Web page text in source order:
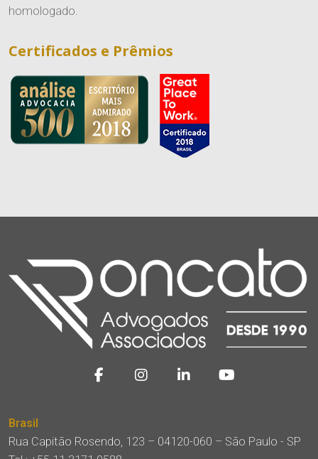
homologado.
Certificados e Prêmios
Brasil
Rua Capitão Rosendo, 123 – 04120-060 – São Paulo - SP